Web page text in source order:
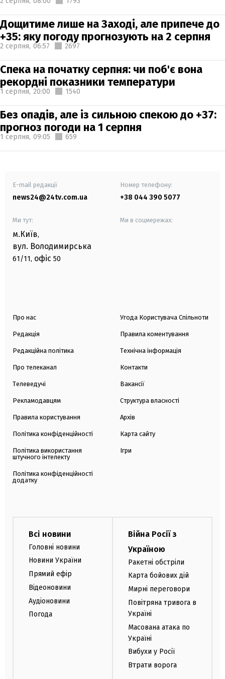
Дощитиме лише на Заході, але припече до
+35: яку погоду прогнозують на 2 серпня
2 серпня, 06:57 2697
Спека на початку серпня: чи поб'є вона
рекордні показники температури
1 серпня, 20:00 1540
Без опадів, але із сильною спекою до +37:
прогноз погоди на 1 серпня
1 серпня, 09:05 659
E-mail редакції
news24@24tv.com.ua
Номер телефону:
+38 044 390 5077
Ми тут:
м.Київ,
вул. Володимирська
61/11, офіс 50
Ми в соцмережах:
Про нас
Редакція
Редакційна політика
Про телеканал
Телеведучі
Рекламодавцям
Правила користування
Політика конфіденційності
Політика використання
штучного інтелекту
Політика конфіденційності
додатку
Угода Користувача Спільноти
Правила коментування
Технічна інформація
Контакти
Вакансії
Структура власності
Архів
Карта сайту
Ігри
Всі новини
Головні новини
Новини України
Прямий ефір
Відеоновини
Аудіоновини
Погода
Війна Росії з
Україною
Ракетні обстріли
Карта бойових дій
Мирні переговори
Повітряна тривога в
Україні
Масована атака по
Україні
Вибухи у Росії
Втрати ворога